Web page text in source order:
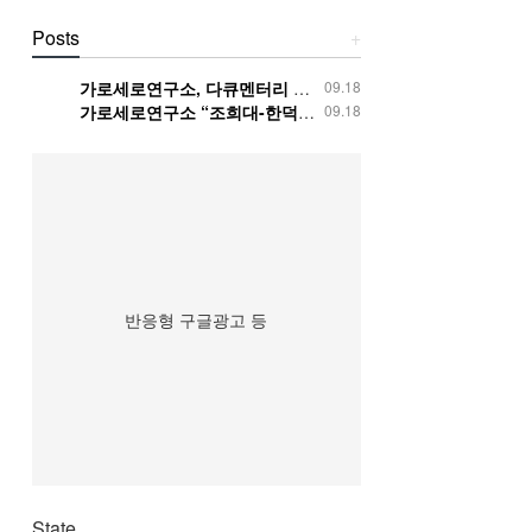
+
Posts
09.18
가로세로연구소, 다큐멘터리 영화 '건국전쟁' 단체관람
09.18
가로세로연구소 “조희대-한덕수 회동, 명백한 거짓” 민주당 서영교 의원 허위사실 유포 고발
반응형 구글광고 등